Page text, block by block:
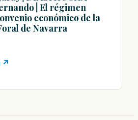
| El régimen
económico de la
de Navarra
↗